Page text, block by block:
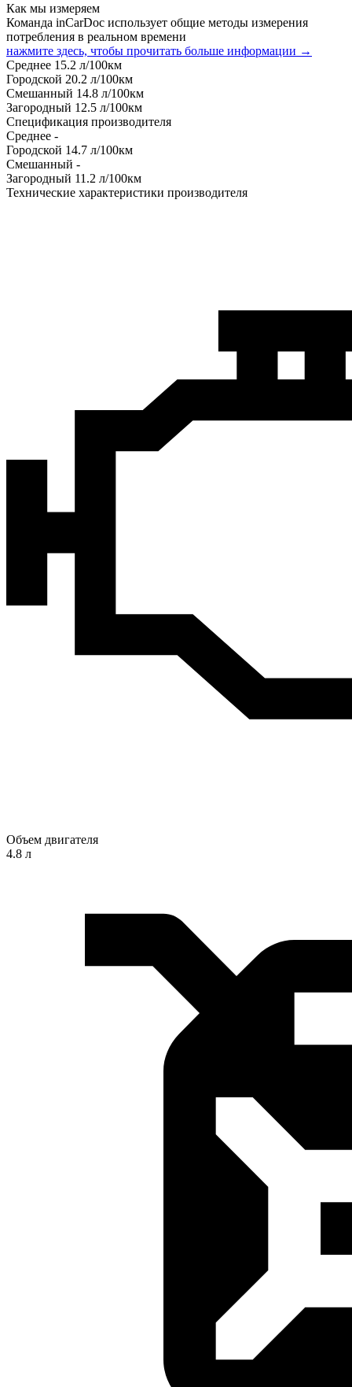
Как мы измеряем
Команда inCarDoc использует общие методы измерения
потребления в реальном времени
нажмите здесь, чтобы прочитать больше информации →
Среднее 15.2 л/100км
Городской 20.2 л/100км
Смешанный 14.8 л/100км
Загородный 12.5 л/100км
Спецификация производителя
Среднее -
Городской 14.7 л/100км
Смешанный -
Загородный 11.2 л/100км
Технические характеристики производителя
Объем двигателя
4.8 л